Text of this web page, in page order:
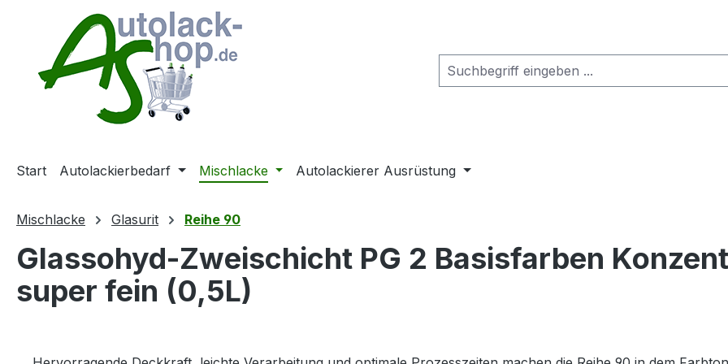
Hauptinhalt springen
Zur Suche springen
Zur Hauptnavigation springen
Start Autolackierbedarf Mischlacke Autolackierer Ausrüstung
Mischlacke Glasurit Reihe 90
Glassohyd-Zweischicht PG 2 Basisfarben
super fein (0,5L)